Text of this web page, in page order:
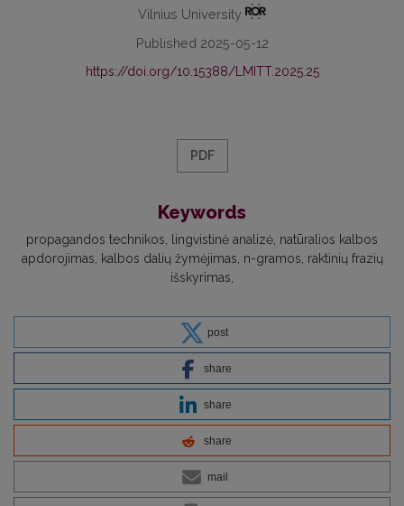
Vilnius University
Published 2025-05-12
https://doi.org/10.15388/LMITT.2025.25
PDF
Keywords
propagandos technikos lingvistinė analizė natūralios kalbos
apdorojimas
kalbos dalių žymėjimas n-gramos raktinių frazių
išskyrimas
post
share
share
share
mail